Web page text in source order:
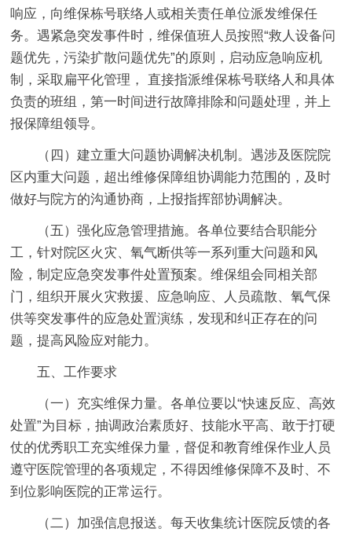
响应，向维保栋号联络人或相关责任单位派发维保任
务。遇紧急突发事件时，维保值班人员按照“救人设备问
题优先，污染扩散问题优先”的原则，启动应急响应机
制，采取扁平化管理， 直接指派维保栋号联络人和具体
负责的班组，第一时间进行故障排除和问题处理，并上
报保障组领导。
（四）建立重大问题协调解决机制。遇涉及医院院
区内重大问题，超出维修保障组协调能力范围的，及时
做好与院方的沟通协商，上报指挥部协调解决。
（五）强化应急管理措施。各单位要结合职能分
工，针对院区火灾、氧气断供等一系列重大问题和风
险，制定应急突发事件处置预案。维保组会同相关部
门，组织开展火灾救援、应急响应、人员疏散、氧气保
供等突发事件的应急处置演练，发现和纠正存在的问
题，提高风险应对能力。
五、工作要求
（一）充实维保力量。各单位要以“快速反应、高效
处置”为目标，抽调政治素质好、技能水平高、敢于打硬
仗的优秀职工充实维保力量，督促和教育维保作业人员
遵守医院管理的各项规定，不得因维修保障不及时、不
到位影响医院的正常运行。
（二）加强信息报送。每天收集统计医院反馈的各